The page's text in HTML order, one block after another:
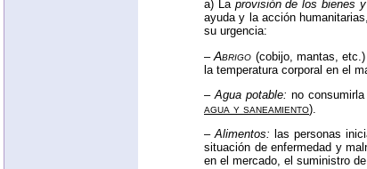
a) La provisión de los bienes
ayuda y la acción
su urgencia:
–Abrigo (cobijo, mantas,
la temperatura corporal en el
–Agua potable: no
agua y saneamiento).
–Alimentos: las personas
situación de enfermedad y
en el mercado, el suministro